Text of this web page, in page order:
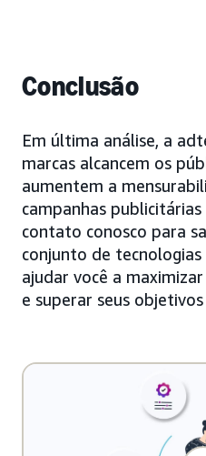
Conclusão
Em última análise, a
marcas alcancem os
aumentem a
campanhas
contato conosco para
conjunto de
ajudar você a
e superar seus